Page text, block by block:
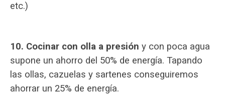
etc.)
10. Cocinar con olla a presión y con poca agua
supone un ahorro del 50% de energía. Tapando
las ollas, cazuelas y sartenes conseguiremos
ahorrar un 25% de energía.